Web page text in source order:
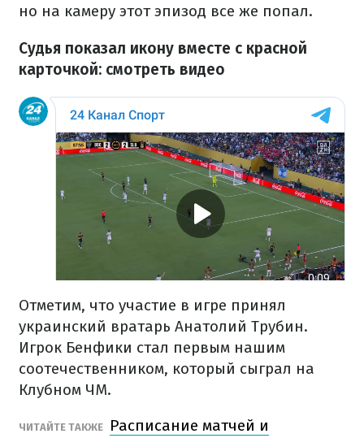
но на камеру этот эпизод все же попал.
Судья показал икону вместе с красной
карточкой: смотреть видео
Отметим, что участие в игре принял
украинский вратарь Анатолий Трубин.
Игрок Бенфики стал первым нашим
соотечественником, который сыграл на
Клубном ЧМ.
ЧИТАЙТЕ ТАКЖЕ
Расписание матчей и